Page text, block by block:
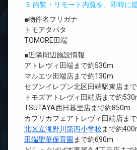
３.内覧・リモート内覧を、即時に
■物件名フリガナ
トモアタバタ
TOMORE田端
■近隣周辺施設情報
アトレヴィ田端まで約530m
マルエツ田端店まで約130m
セブンイレブン北区田端駅東店ま
トモズアトレヴィ田端店まで約
TSUTAYA西日暮里店まで約850m
カプリカフェアトレヴィ田端店ま
北区立滝野川第四小学校 まで約
田端聖華保育園 まで約690m